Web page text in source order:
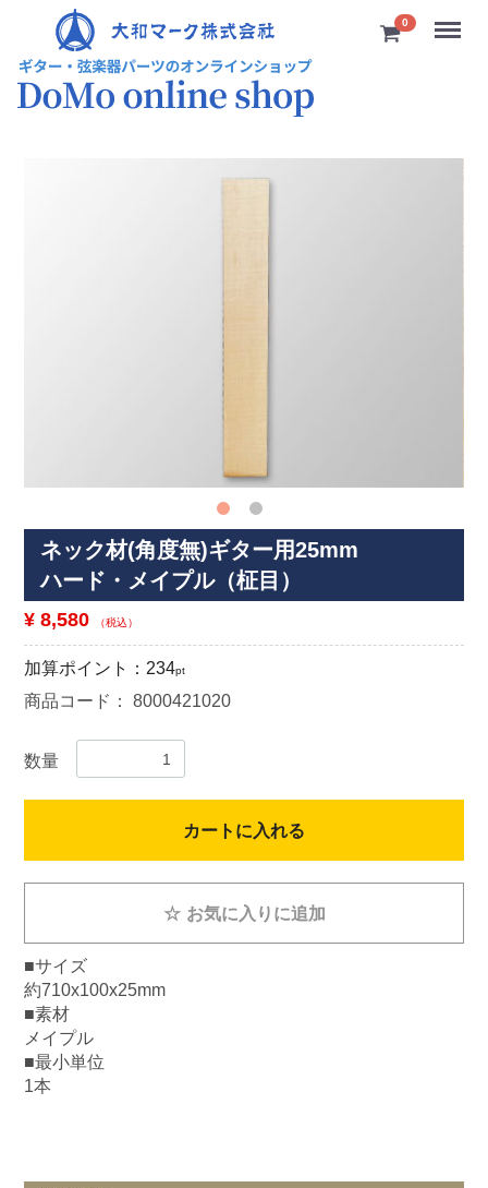
0 Menu
ネック材(角度無)ギター用25mm
ハード・メイプル（柾目）
¥ 8,580 （税込）
加算ポイント： 234pt
商品コード：8000421020
数量
カートに入れる
☆ お気に入りに追加
■サイズ
約710x100x25mm
■素材
メイプル
■最小単位
1本